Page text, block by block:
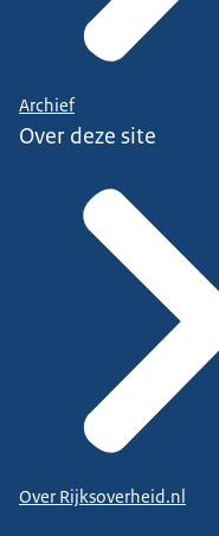
Archief
Over deze site
Over Rijksoverheid.nl